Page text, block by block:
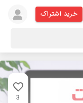
خرید اشتراک
3